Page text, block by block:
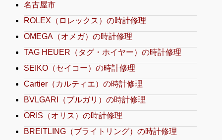
名古屋市
ROLEX（ロレックス）の時計修理
OMEGA（オメガ）の時計修理
TAG HEUER（タグ・ホイヤー）の時計修理
SEIKO（セイコー）の時計修理
Cartier（カルティエ）の時計修理
BVLGARI（ブルガリ）の時計修理
ORIS（オリス）の時計修理
BREITLING（ブライトリング）の時計修理